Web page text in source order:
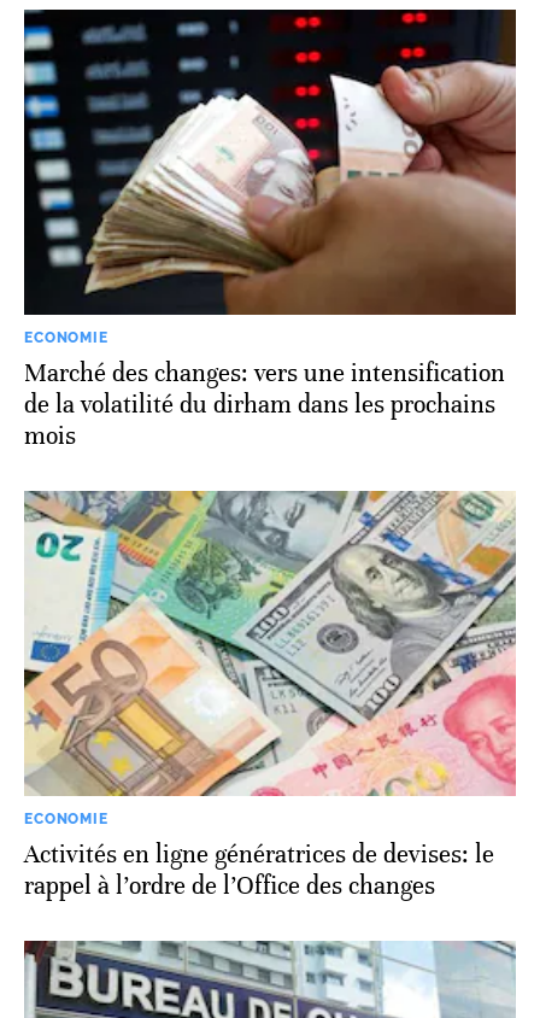
ECONOMIE
Marché des changes: vers une intensification
de la volatilité du dirham dans les prochains
mois
ECONOMIE
Activités en ligne génératrices de devises: le
rappel à l’ordre de l’Office des changes